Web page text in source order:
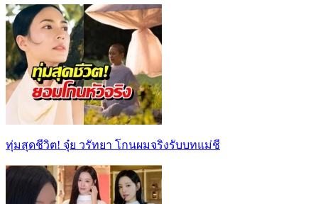
ทุ่มสุดชีวิต! จุ๋ย วรัทยา โกนผมจริงรับบทแม่ชี